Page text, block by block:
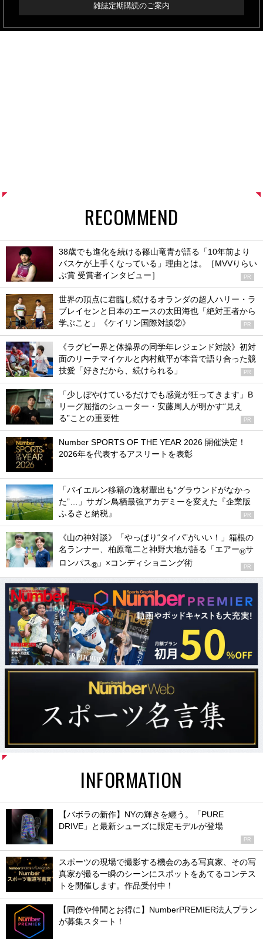
雑誌定期購読のご案内
RECOMMEND
38歳でも進化を続ける篠山竜青が語る「10年前より
バスケが上手くなっている」理由とは。［MVVりらい
ぶ賞 受賞者インタビュー］
PR
世界の頂点に君臨し続けるオランダの超人ハリー・ラ
ブレイセンと日本のエースの太田海也「絶対王者から
学ぶこと」《ケイリン国際対談②》
PR
《ラグビー界と体操界の同学年レジェンド対談》初対
面のリーチマイケルと内村航平が本音で語り合った競
技愛「好きだから、続けられる」
PR
「少しぼやけているだけでも感覚が狂ってきます」B
リーグ屈指のシューター・安藤周人が明かす“見え
る”ことの重要性
PR
Number SPORTS OF THE YEAR 2026 開催決定！
2026年を代表するアスリートを表彰
「バイエルン移籍の逸材輩出も“グラウンドがなかっ
た”…」サガン鳥栖最強アカデミーを変えた『企業版
ふるさと納税』
PR
《山の神対談》「やっぱり“タイパ”がいい！」箱根の
名ランナー、柏原竜二と神野大地が語る「エアー®サ
ロンパス® 」×コンディショニング術 PR
INFORMATION
【バボラの新作】NYの輝きを纏う。「PURE
DRIVE」と最新シューズに限定モデルが登場
PR
スポーツの現場で撮影する機会のある写真家、その写
真家が撮る一瞬のシーンにスポットをあてるコンテス
トを開催します。作品受付中！
【同僚や仲間とお得に】NumberPREMIER法人プラン
が募集スタート！